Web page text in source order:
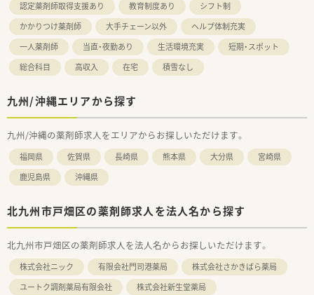
認定薬剤師取得支援あり
教育制度あり
シフト制
かかりつけ薬剤師
大手チェーン以外
ヘルプ体制充実
一人薬剤師
当直・夜勤あり 生活環境充実
短期・スポット
総合科目
高収入 在宅 積雪なし
九州/沖縄エリアから探す
九州/沖縄の薬剤師求人をエリアからお探しいただけます。
福岡県 佐賀県 長崎県 熊本県 大分県
宮崎県
鹿児島県
沖縄県
北九州市戸畑区の薬剤師求人を法人名から探す
北九州市戸畑区の薬剤師求人を法人名からお探しいただけます。
株式会社ニック 有限会社門司港薬局
株式会社さかきばら薬局
ユートク調剤薬局有限会社
株式会社新生堂薬局